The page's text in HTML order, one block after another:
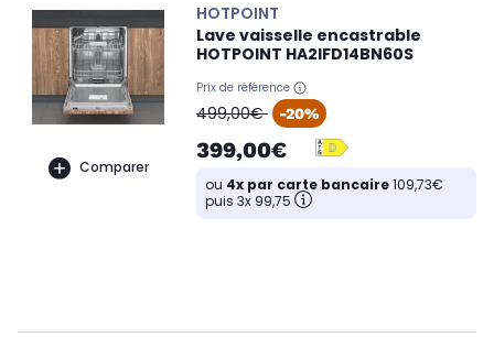
Comparer
HOTPOINT
Lave vaisselle encastrable
HOTPOINT HA2IFD14BN60S
Prix de référence
oldPrice
499,00€ -20%
399,00€
ou 4x par carte bancaire109,73€
puis 3x 99,75